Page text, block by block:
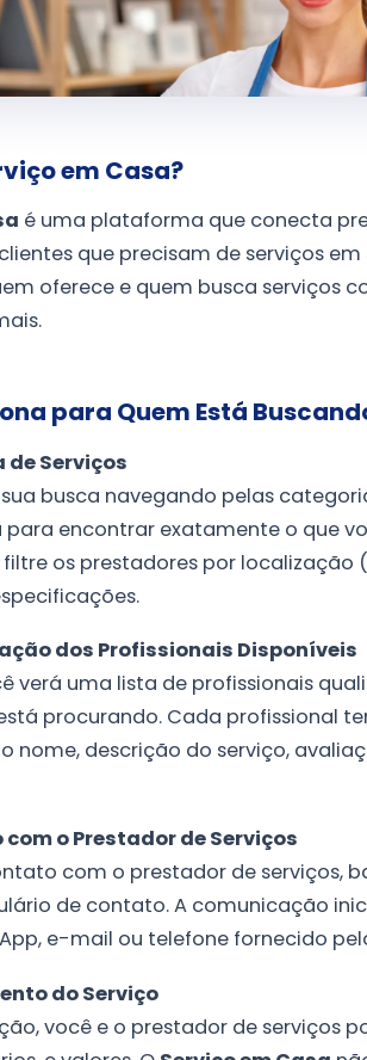
em Casa?
é uma plataforma que conecta
que precisam de serviços em
oferece e quem busca serviços
para Quem Está
de Serviços
busca navegando pelas
para encontrar exatamente o que
os prestadores por localização
dos Profissionais Disponíveis
verá uma lista de profissionais
procurando. Cada profissional
nome, descrição do serviço,
o Prestador de Serviços
com o prestador de serviços,
de contato. A comunicação
e-mail ou telefone fornecido
do Serviço
você e o prestador de serviços